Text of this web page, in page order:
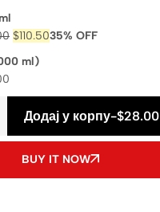
$110.5035% OFF
ml)
Додај у корпу-$28.00
BUY IT NOW